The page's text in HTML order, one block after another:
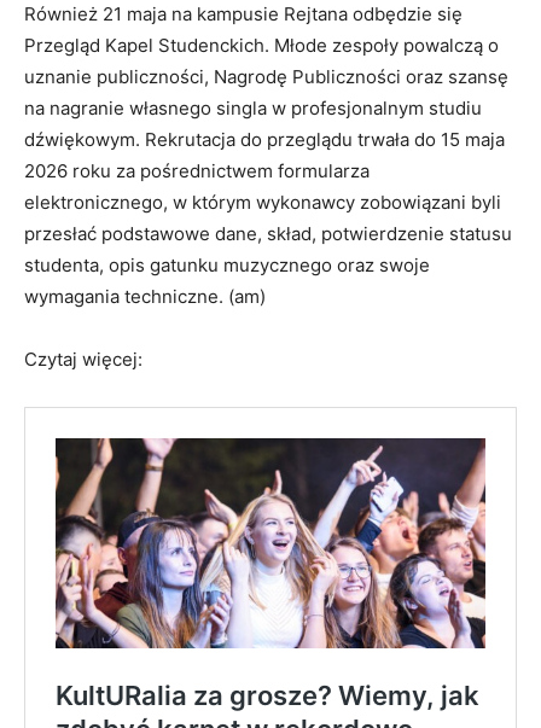
Również 21 maja na kampusie Rejtana odbędzie się
Przegląd Kapel Studenckich. Młode zespoły powalczą o
uznanie publiczności, Nagrodę Publiczności oraz szansę
na nagranie własnego singla w profesjonalnym studiu
dźwiękowym. Rekrutacja do przeglądu trwała do 15 maja
2026 roku za pośrednictwem formularza
elektronicznego, w którym wykonawcy zobowiązani byli
przesłać podstawowe dane, skład, potwierdzenie statusu
studenta, opis gatunku muzycznego oraz swoje
wymagania techniczne. (am)
Czytaj więcej: